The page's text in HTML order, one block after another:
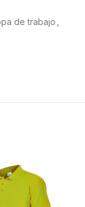
de trabajo